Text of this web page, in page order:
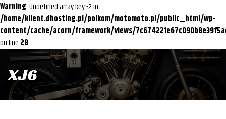
Warning : Undefined array key -2 in
/home/klient.dhosting.pl/polkom/motomoto.pl/public_html/wp-
content/cache/acorn/framework/views/
on line 28
XJ6